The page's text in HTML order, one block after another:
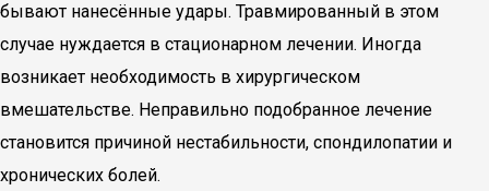
бывают нанесённые удары. Травмированный в этом
случае нуждается в стационарном лечении. Иногда
возникает необходимость в хирургическом
вмешательстве. Неправильно подобранное лечение
становится причиной нестабильности, спондилопатии и
хронических болей.